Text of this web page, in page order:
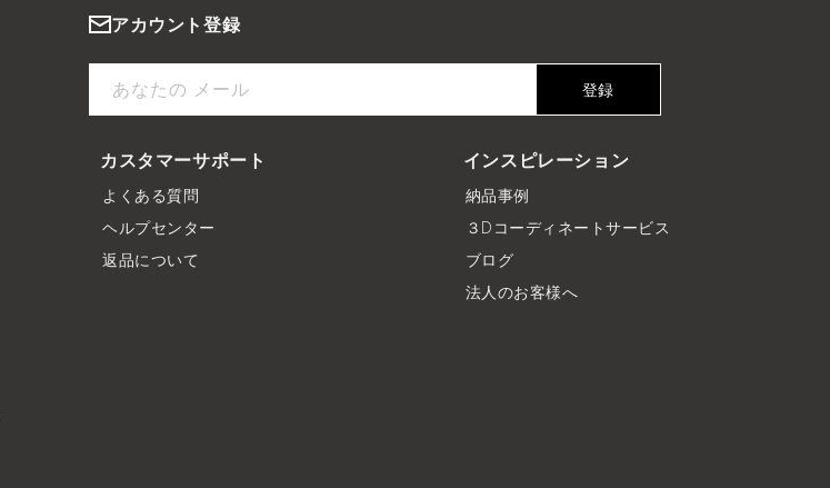
アカウント登録
あなたの メール 登録
カスタマーサポート
よくある質問
ヘルプセンター
返品について
インスピレーション
納品事例
３Dコーディネートサービス
ブログ
法人のお客様へ